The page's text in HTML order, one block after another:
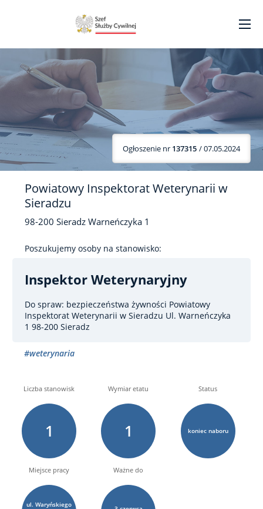
Ogłoszenie nr 137315 / 07.05.2024
Powiatowy Inspektorat Weterynarii w
Sieradzu
98-200 Sieradz Warneńczyka 1
Poszukujemy osoby na stanowisko:
Inspektor Weterynaryjny
Do spraw: bezpieczeństwa żywności Powiatowy
Inspektorat Weterynarii w Sieradzu Ul. Warneńczyka
1 98-200 Sieradz
#weterynaria
Liczba stanowisk
1
Wymiar etatu
1
Status
koniec naboru
Miejsce pracy
ul. Waryńskiego
Ważne do